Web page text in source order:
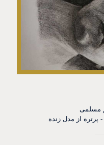
مسلمی
پرتره از مدل زنده